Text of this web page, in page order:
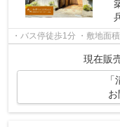
・バス停徒歩1分 ・敷地面
現在販